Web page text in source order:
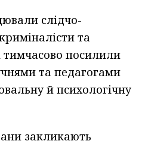
слідчо-
та
тимчасово посилили
та педагогами
й психологічну
закликають